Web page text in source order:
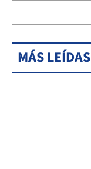
MÁS LEÍDAS